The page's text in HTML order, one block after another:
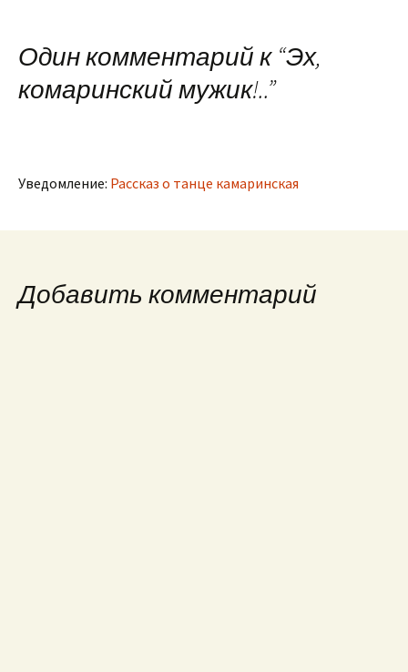
записям
Один комментарий к “Эх,
комаринский мужик!..”
Уведомление: Рассказ о танце камаринская
Добавить комментарий